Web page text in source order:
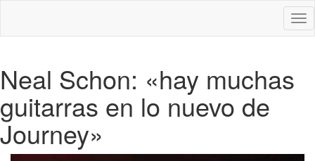
Neal Schon: «hay muchas
guitarras en lo nuevo de
Journey»